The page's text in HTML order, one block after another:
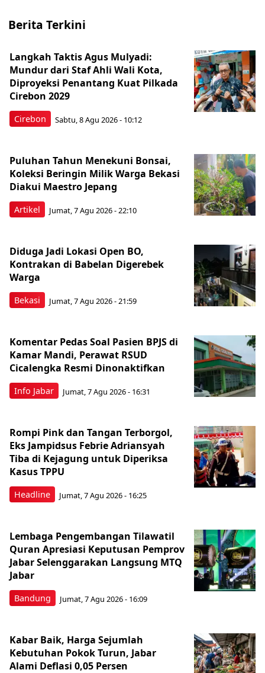
Berita Terkini
Cirebon
Langkah Taktis Agus Mulyadi:
Mundur dari Staf Ahli Wali Kota,
Diproyeksi Penantang Kuat Pilkada
Cirebon 2029
Sabtu, 8 Agu 2026 - 10:12
Artikel
Puluhan Tahun Menekuni Bonsai,
Koleksi Beringin Milik Warga Bekasi
Diakui Maestro Jepang
Jumat, 7 Agu 2026 - 22:10
Bekasi
Diduga Jadi Lokasi Open BO,
Kontrakan di Babelan Digerebek
Warga
Jumat, 7 Agu 2026 - 21:59
Info Jabar
Komentar Pedas Soal Pasien BPJS di
Kamar Mandi, Perawat RSUD
Cicalengka Resmi Dinonaktifkan
Jumat, 7 Agu 2026 - 16:31
Headline
Rompi Pink dan Tangan Terborgol,
Eks Jampidsus Febrie Adriansyah
Tiba di Kejagung untuk Diperiksa
Kasus TPPU
Jumat, 7 Agu 2026 - 16:25
Bandung
Lembaga Pengembangan Tilawatil
Quran Apresiasi Keputusan Pemprov
Jabar Selenggarakan Langsung MTQ
Jabar
Jumat, 7 Agu 2026 - 16:09
Kabar Baik, Harga Sejumlah
Kebutuhan Pokok Turun, Jabar
Alami Deflasi 0,05 Persen